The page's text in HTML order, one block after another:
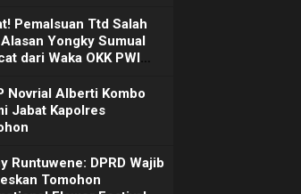
Pemalsuan Ttd Salah
Yongky Sumual
dari Waka OKK PWI
Novrial Alberti Kombo
Jabat Kapolres
Runtuwene: DPRD Wajib
Tomohon